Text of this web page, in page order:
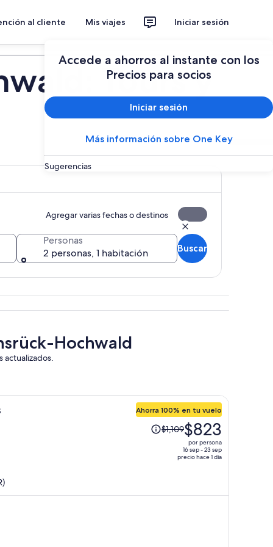
al cliente Mis viajes Iniciar sesión
Accede a ahorros al instante con los
Precios para socios
Iniciar sesión
Más información sobre One Key
Sugerencias
Tours y
Agregar varias fechas o destinos
Personas
2 personas, 1 habitación
Buscar
Hochwald
actualizados.
Ahorra 100% en tu vuelo
El
precio
ahora
$1,109$823
por persona
16 sep - 23 sep
precio hace 1 día